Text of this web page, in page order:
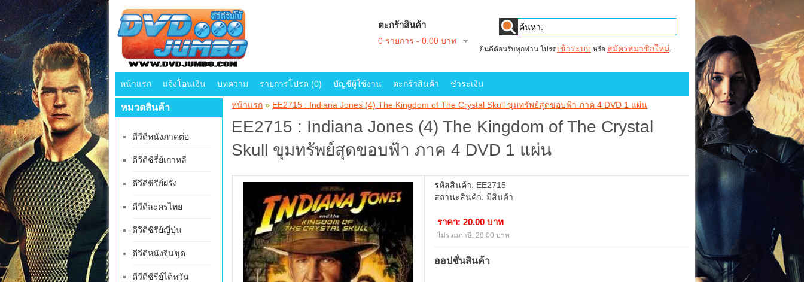
ตะกร้าสินค้า
0 รายการ - 0.00 บาท
ยินดีต้อนรับทุกท่าน โปรดเข้าระบบ หรือ สมัครสมาชิกใหม่.
หน้าแรก แจ้งโอนเงิน บทความ รายการโปรด (0) บัญชีผู้ใช้งาน ตะกร้าสินค้า ชำระเงิน
หมวดสินค้า
ดีวีดีหนังภาคต่อ
ดีวีดีซีรี่ย์เกาหลี
ดีวีดีซีรีย์ฝรั่ง
ดีวีดีละครไทย
ดีวีดีซีรีย์ญี่ปุ่น
ดีวีดีหนังจีนชุด
ดีวีดีซีรีย์ไต้หวัน
หน้าแรก » EE2715 : Indiana Jones (4) The Kingdom of The Crystal Skull ขุมทรัพย์สุดขอบฟ้า ภาค 4 DVD 1 แผ่น
EE2715 : Indiana Jones (4) The Kingdom of The Crystal
Skull ขุมทรัพย์สุดขอบฟ้า ภาค 4 DVD 1 แผ่น
รหัสสินค้า: EE2715
สถานะสินค้า: มีสินค้า
ราคา: 20.00 บาท
ไม่รวมภาษี: 20.00 บาท
ออปชั่นสินค้า